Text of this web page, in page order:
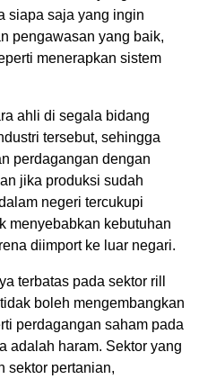
siapa saja yang ingin
pengawasan yang baik,
menerapkan sistem
ahli di segala bidang
tersebut, sehingga
perdagangan dengan
jika produksi sudah
negeri tercukupi
menyebabkan kebutuhan
diimport ke luar negari.
terbatas pada sektor rill
boleh mengembangkan
perdagangan saham pada
adalah haram. Sektor yang
sektor pertanian,